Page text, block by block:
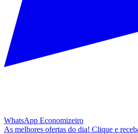
WhatsApp Economizeiro
As melhores ofertas do dia! Clique e